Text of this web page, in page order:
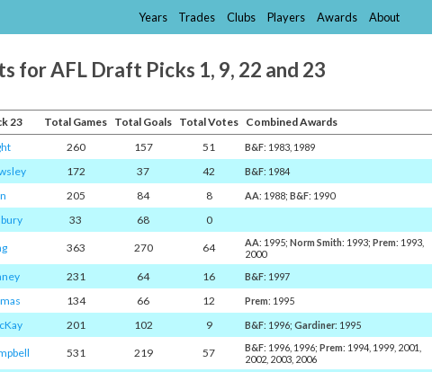
Years Trades Clubs Players Awards About
for AFL Draft Picks 1, 9, 22 and 23
23 Total Games Total Goals Total Votes Combined Awards
260 157 51 B&F: 1983, 1989
172 37 42 B&F: 1984
205 84 8 AA: 1988;B&F: 1990
33 68 0
363 270 64 AA: 1995;Norm Smith: 1993;Prem: 1993,
2000
231 64 16 B&F: 1997
134 66 12 Prem: 1995
201 102 9 B&F: 1996;Gardiner: 1995
531 219 57 B&F: 1996, 1996;Prem: 1994, 1999, 2001,
2002, 2003, 2006